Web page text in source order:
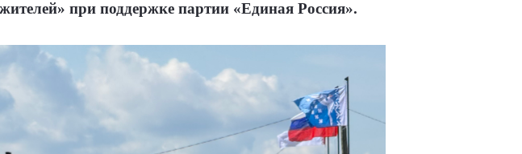
при поддержке партии «Единая Россия».